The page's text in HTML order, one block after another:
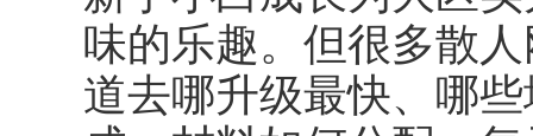
味的乐趣。但很多散
道去哪升级最快、哪